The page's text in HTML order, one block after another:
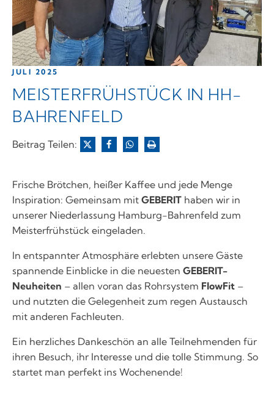
JULI 2025
MEISTERFRÜHSTÜCK IN HH-
BAHRENFELD
Beitrag Teilen:
Frische Brötchen, heißer Kaffee und jede Menge
Inspiration: Gemeinsam mit GEBERIT haben wir in
unserer Niederlassung Hamburg-Bahrenfeld zum
Meisterfrühstück eingeladen.
In entspannter Atmosphäre erlebten unsere Gäste
spannende Einblicke in die neuesten GEBERIT-
Neuheiten – allen voran das Rohrsystem FlowFit –
und nutzten die Gelegenheit zum regen Austausch
mit anderen Fachleuten.
Ein herzliches Dankeschön an alle Teilnehmenden für
ihren Besuch, ihr Interesse und die tolle Stimmung. So
startet man perfekt ins Wochenende!